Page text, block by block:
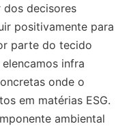
decisores
positivamente para
parte do tecido
infra
onde o
em matérias ESG.
ambiental